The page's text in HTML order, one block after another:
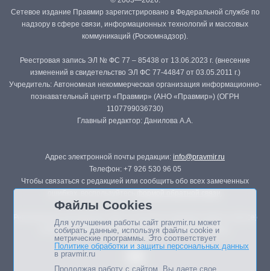
Сетевое издание Правмир зарегистрировано в Федеральной службе по
надзору в сфере связи, информационных технологий и массовых
коммуникаций (Роскомнадзор).
Реестровая запись ЭЛ № ФС 77 – 85438 от 13.06.2023 г. (внесение
изменений в свидетельство ЭЛ ФС 77-44847 от 03.05.2011 г.)
Учредитель: Автономная некоммерческая организация информационно-
познавательный центр «Правмир» (АНО «Правмир») (ОГРН
1107799036730)
Главный редактор: Данилова А.А.
Адрес электронной почты редакции: info@pravmir.ru
Телефон: +7 926 530 96 05
Чтобы связаться с редакцией или сообщить обо всех замеченных
Републикация материалов сайта в печатных изданиях (книгах, прессе)
возможна только с письменного разрешения редакции.
Файлы Cookies
Для улучшения работы сайт pravmir.ru может
собирать данные, используя файлы cookie и
метрические программы. Это соответствует
Политике обработки и защиты персональных данных
в pravmir.ru
Продолжая работу с сайтом, Вы даете свое